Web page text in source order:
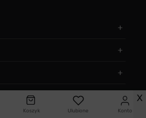
Koszyk Ulubione Konto
X